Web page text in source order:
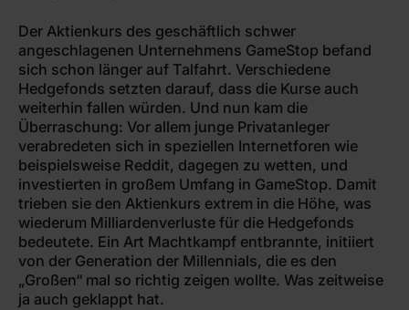
Der Aktienkurs des geschäftlich schwer
angeschlagenen Unternehmens GameStop befand
sich schon länger auf Talfahrt. Verschiedene
Hedgefonds setzten darauf, dass die Kurse auch
weiterhin fallen würden. Und nun kam die
Überraschung: Vor allem junge Privatanleger
verabredeten sich in speziellen Internetforen wie
beispielsweise Reddit, dagegen zu wetten, und
investierten in großem Umfang in GameStop. Damit
trieben sie den Aktienkurs extrem in die Höhe, was
wiederum Milliardenverluste für die Hedgefonds
bedeutete. Ein Art Machtkampf entbrannte, initiiert
von der Generation der Millennials, die es den
„Großen“ mal so richtig zeigen wollte. Was zeitweise
ja auch geklappt hat.